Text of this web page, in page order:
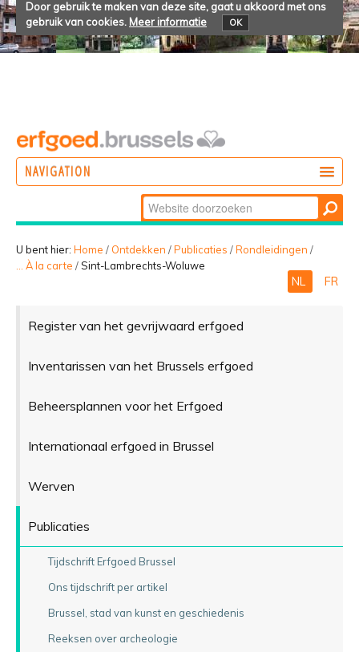
Door gebruik te maken van deze site, gaat u akkoord met ons
gebruik van cookies. Meer informatie OK
NAVIGATION
BELEVEN
Zoek
Geavanceerd
zoeken...
U bent hier: Home / Ontdekken /Publicaties /Rondleidingen /
... À la carte /Sint-Lambrechts-Woluwe
NL FR
Register van het gevrijwaard erfgoed
Inventarissen van het Brussels erfgoed
Beheersplannen voor het Erfgoed
Internationaal erfgoed in Brussel
Werven
Publicaties
Tijdschrift Erfgoed Brussel
Ons tijdschrift per artikel
Brussel, stad van kunst en geschiedenis
Reeksen over archeologie